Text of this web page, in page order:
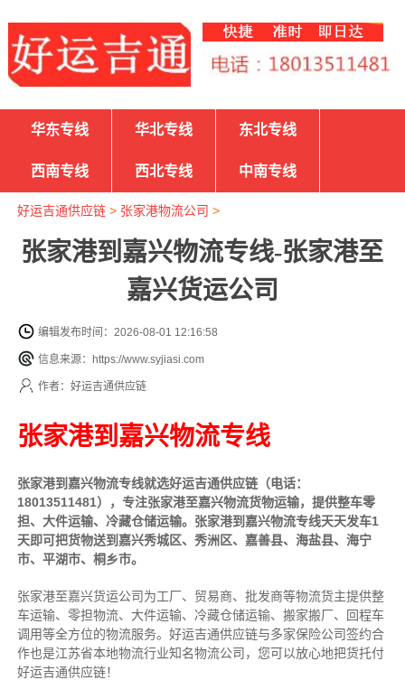
华东专线 华北专线 东北专线
西南专线 西北专线 中南专线
好运吉通供应链> 张家港物流公司 >
张家港到嘉兴物流专线-张家港至
嘉兴货运公司
编辑发布时间：2026-08-01 12:16:58
信息来源：https://www.syjiasi.com
作者：好运吉通供应链
张家港到嘉兴物流专线
张家港到嘉兴物流专线就选好运吉通供应链（电话：
18013511481），专注张家港至嘉兴物流货物运输，提供整车零
担、大件运输、冷藏仓储运输。张家港到嘉兴物流专线天天发车1
天即可把货物送到嘉兴秀城区、秀洲区、嘉善县、海盐县、海宁
市、平湖市、桐乡市。
张家港至嘉兴货运公司为工厂、贸易商、批发商等物流货主提供整
车运输、零担物流、大件运输、冷藏仓储运输、搬家搬厂、回程车
调用等全方位的物流服务。好运吉通供应链与多家保险公司签约合
作也是江苏省本地物流行业知名物流公司，您可以放心地把货托付
好运吉通供应链！